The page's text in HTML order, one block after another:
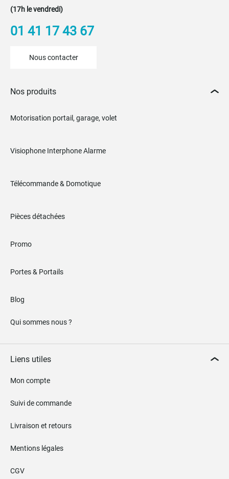
(17h le vendredi)
01 41 17 43 67
Nous contacter
Nos produits
Motorisation portail, garage, volet
Visiophone Interphone Alarme
Télécommande & Domotique
Pièces détachées
Promo
Portes & Portails
Blog
Qui sommes nous ?
Liens utiles
Mon compte
Suivi de commande
Livraison et retours
Mentions légales
CGV